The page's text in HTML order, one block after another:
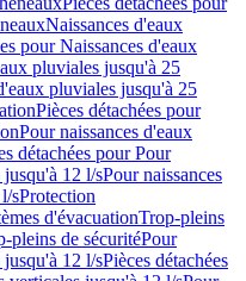
Naissances d'eaux
pour Naissances d'eaux
pluviales jusqu'à 25
pluviales jusqu'à 25
Pièces détachées pour
Pour naissances d'eaux
détachées pour Pour
jusqu'à 12 l/sPour naissances
sProtection
d'évacuationTrop-pleins
pleins de sécuritéPour
jusqu'à 12 l/sPièces détachées